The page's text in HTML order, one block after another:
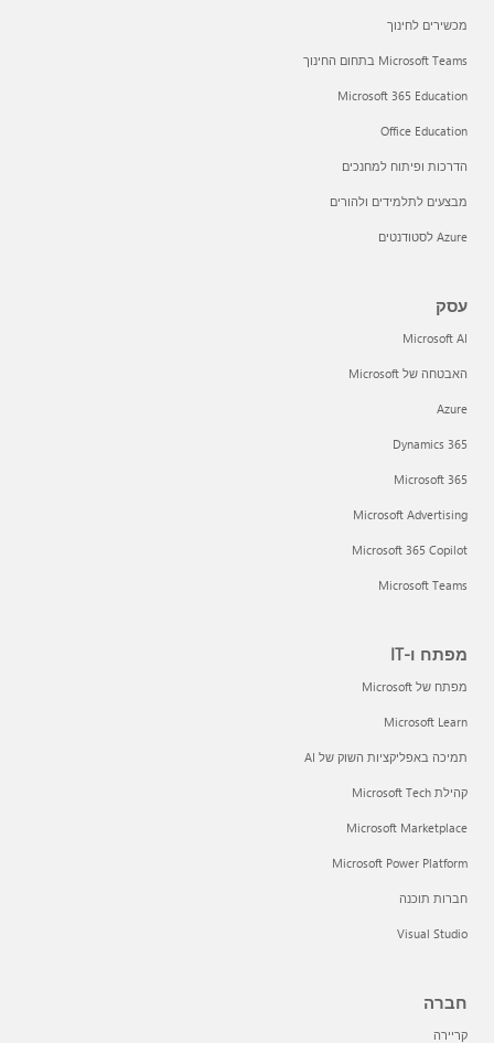
מכשירים לחינוך
Microsoft Teams בתחום החינוך
Microsoft 365 Education
Office Education
הדרכות ופיתוח למחנכים
מבצעים לתלמידים ולהורים
Azure לסטודנטים
עסק
Microsoft AI
האבטחה של Microsoft
Azure
Dynamics 365
Microsoft 365
Microsoft Advertising
Microsoft 365 Copilot
Microsoft Teams
מפתח ו-IT
מפתח של Microsoft
Microsoft Learn
תמיכה באפליקציות השוק של AI
קהילת Microsoft Tech
Microsoft Marketplace
Microsoft Power Platform
חברות תוכנה
Visual Studio
חברה
קריירה